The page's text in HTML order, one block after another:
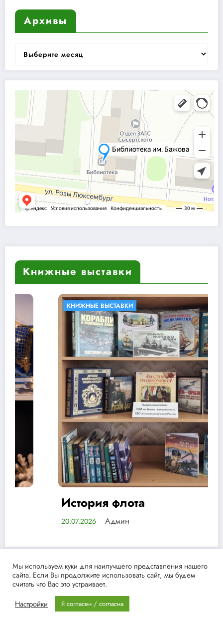
Архивы
Архивы
Книжные выставки
КНИЖНЫЕ ВЫСТАВКИ
История флота
Админ
NewsBlogger - Magazine & BlogWordPressТема 2026 | Powered
Мы используем куки для наилучшего представления нашего
сайта. Если Вы продолжите использовать сайт, мы будем
считать что Вас это устраивает.
Настройки
Я согласен / согласна